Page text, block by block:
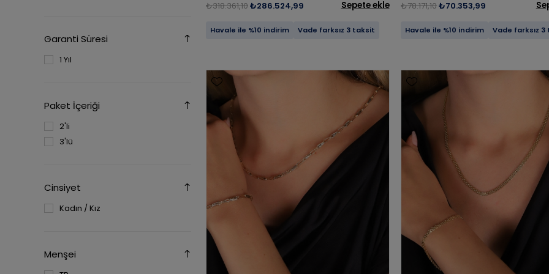
Garanti Süresi
1 Yıl
Paket İçeriği
2'li
3'lü
Cinsiyet
Kadın / Kız
Menşei
₺318.361,10₺286.524,99 Sepete ekle
Havale ile %10 indirim Vade farksız 3 taksit
₺78.171,10₺70.353,99
Havale ile %10 indirim Vade farksız